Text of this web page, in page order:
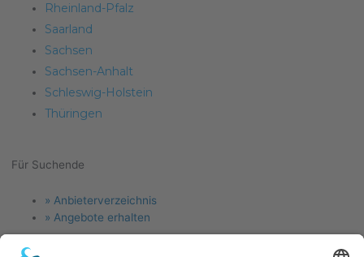
Rheinland-Pfalz
Saarland
Sachsen
Sachsen-Anhalt
Schleswig-Holstein
Thüringen
Für Suchende
Menu
» Anbieterverzeichnis
» Angebote erhalten
Für Anlagenbauer